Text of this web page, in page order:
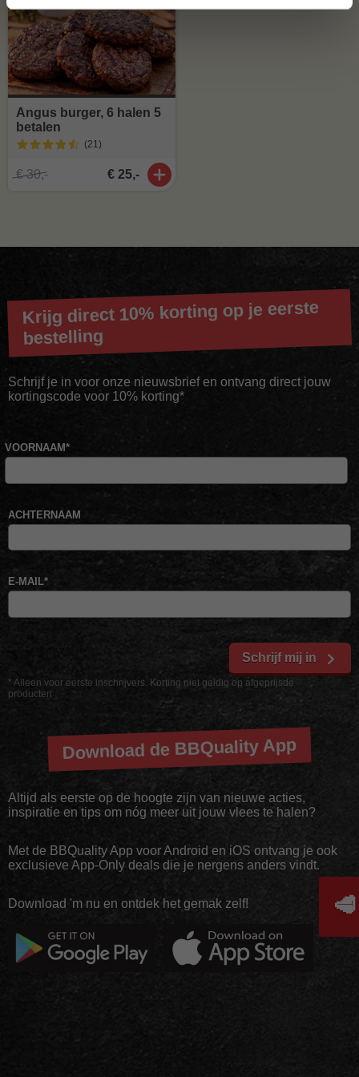
Angus burger, 6 halen 5
betalen
(21)
€ 30,- € 25,-
Krijg direct 10% korting op je eerste
bestelling
Schrijf je in voor onze nieuwsbrief en ontvang direct jouw
kortingscode voor 10% korting*
* Alleen voor eerste inschrijvers. Korting niet geldig op afgeprijsde
producten
VOORNAAM*
ACHTERNAAM
E-MAIL*
Schrijf mij in
Download de BBQuality App
Altijd als eerste op de hoogte zijn van nieuwe acties,
inspiratie en tips om nóg meer uit jouw vlees te halen?
Met de BBQuality App voor Android en iOS ontvang je ook
exclusieve App-Only deals die je nergens anders vindt.
Download 'm nu en ontdek het gemak zelf! 🥩